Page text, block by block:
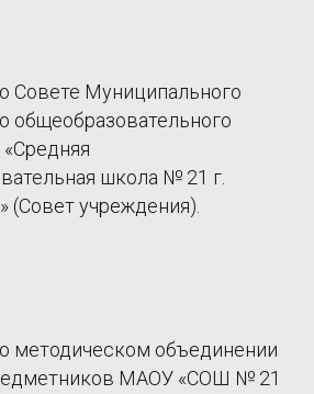
Совете Муниципального
общеобразовательного
школа № 21 г.
(Совет учреждения).
методическом объединении
МАОУ «СОШ № 21